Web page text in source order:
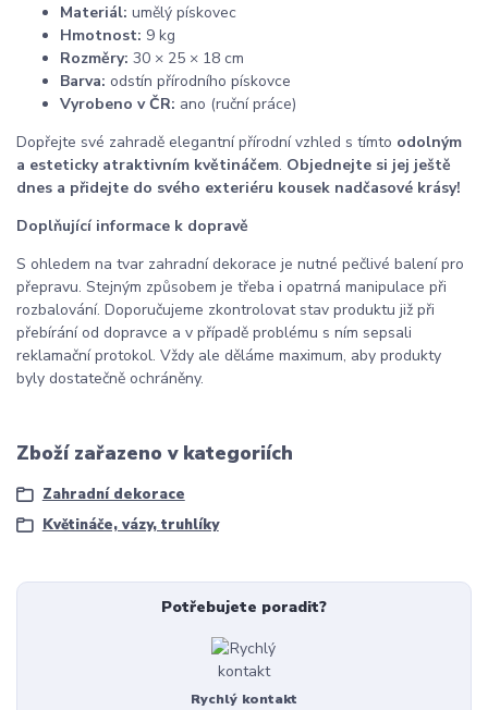
Materiál: umělý pískovec
Hmotnost: 9 kg
Rozměry: 30 × 25 × 18 cm
Barva: odstín přírodního pískovce
Vyrobeno v ČR: ano (ruční práce)
Dopřejte své zahradě elegantní přírodní vzhled s tímto odolným
a esteticky atraktivním květináčem. Objednejte si jej ještě
dnes a přidejte do svého exteriéru kousek nadčasové krásy!
Doplňující informace k dopravě
S ohledem na tvar zahradní dekorace je nutné pečlivé balení pro
přepravu. Stejným způsobem je třeba i opatrná manipulace při
rozbalování. Doporučujeme zkontrolovat stav produktu již při
přebírání od dopravce a v případě problému s ním sepsali
reklamační protokol. Vždy ale děláme maximum, aby produkty
byly dostatečně ochráněny.
Zboží zařazeno v kategoriích
Zahradní dekorace
Květináče, vázy, truhlíky
Potřebujete poradit?
Rychlý kontakt